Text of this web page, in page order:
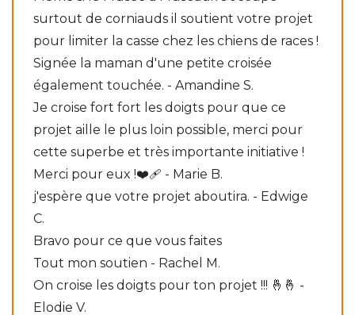
surtout de corniauds il soutient votre projet
pour limiter la casse chez les chiens de races !
Signée la maman d'une petite croisée
également touchée. - Amandine S.
Je croise fort fort les doigts pour que ce
projet aille le plus loin possible, merci pour
cette superbe et très importante initiative !
Merci pour eux !❤️‍🩹 - Marie B.
j'espère que votre projet aboutira. - Edwige
C.
Bravo pour ce que vous faites
Tout mon soutien - Rachel M.
On croise les doigts pour ton projet !!! 🤞🤞 -
Elodie V.